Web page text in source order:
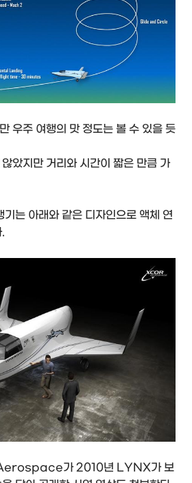
우주 여행의 맛 정도는 볼 수 있을 듯
았지만 거리와 시간이 짧은 만큼 가
는 아래와 같은 디자인으로 액체 연
가 2010년 LYNX가 보